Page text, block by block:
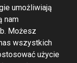
umożliwiają
nam
Możesz
wszystkich
użycie